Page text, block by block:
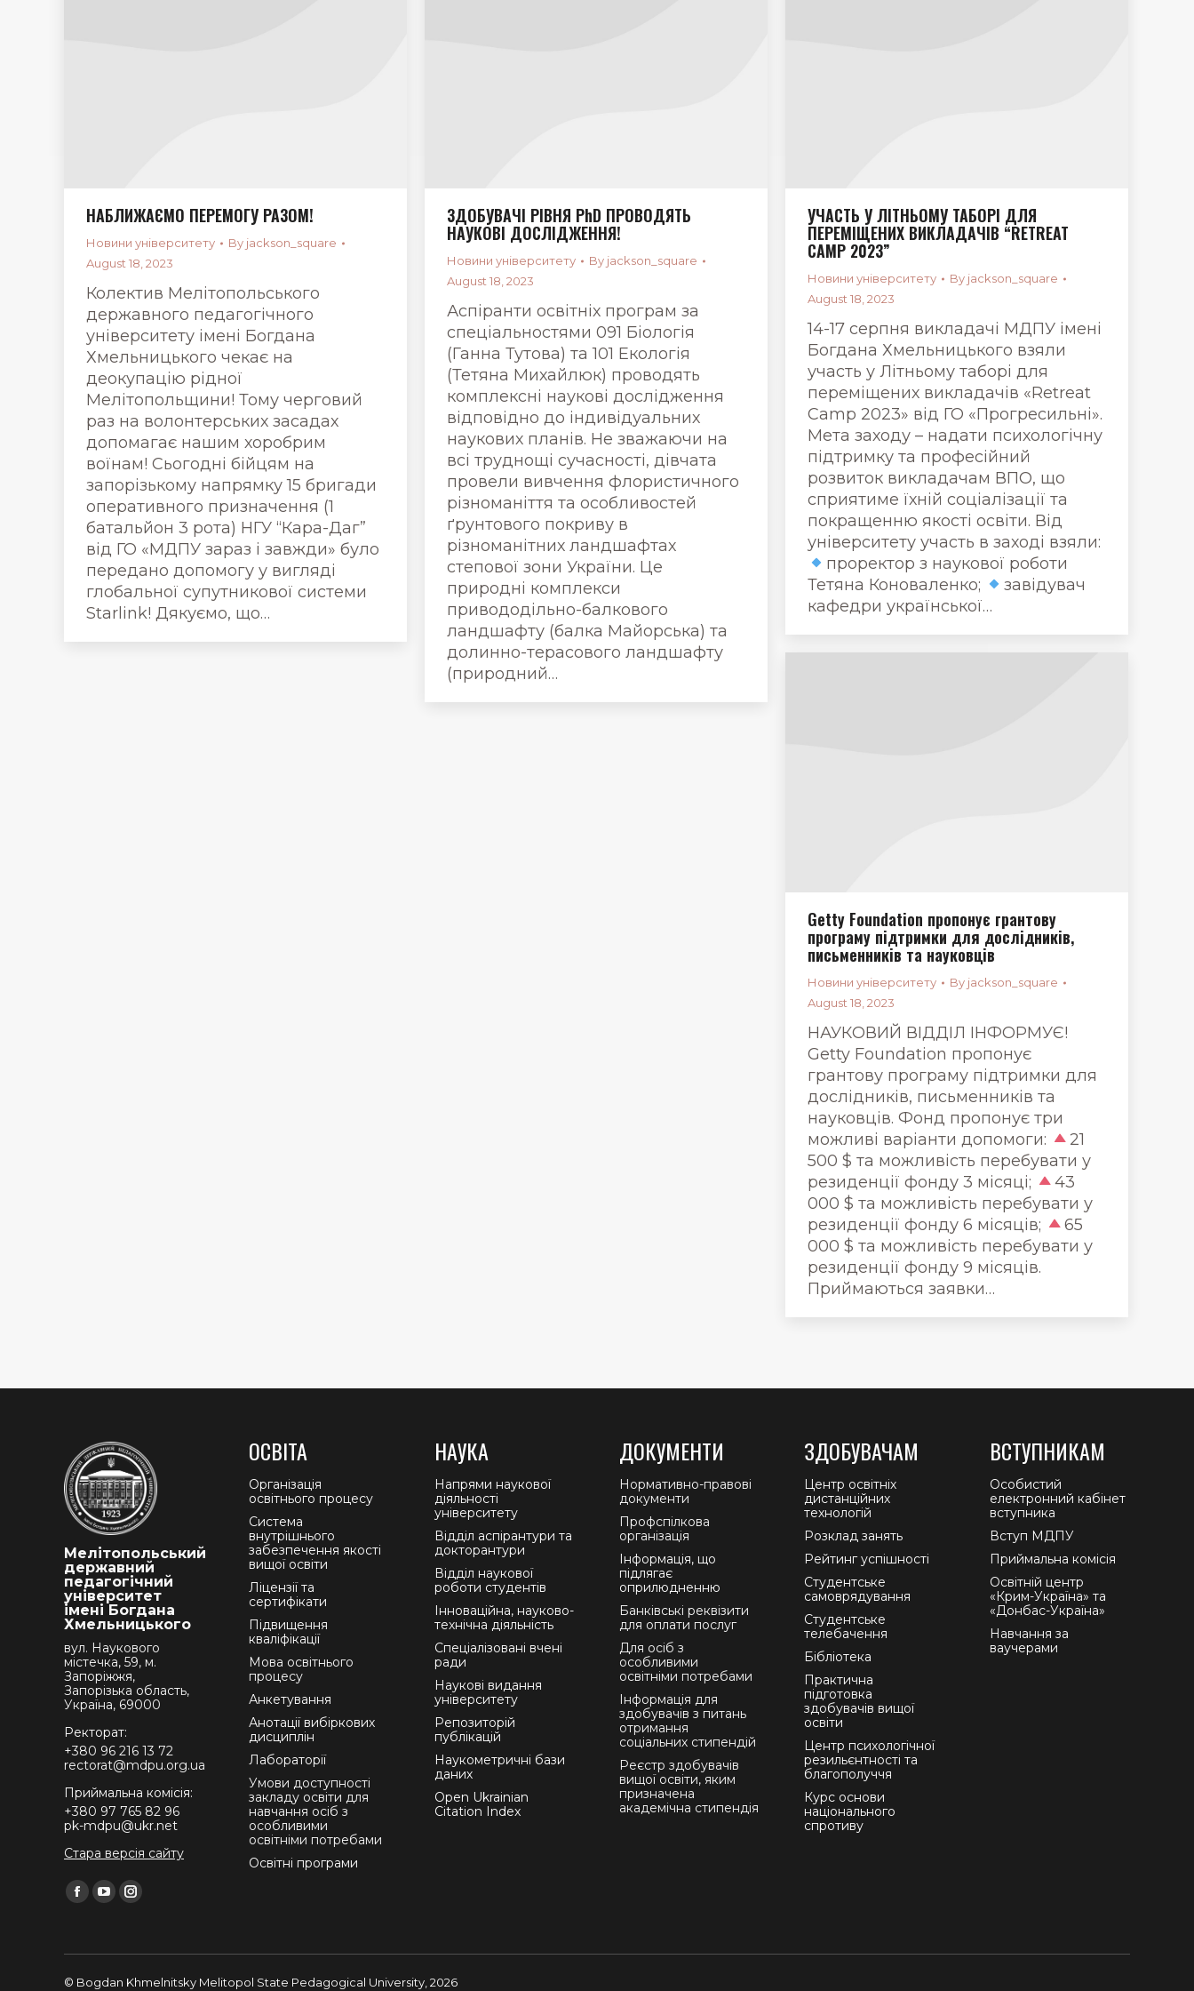
НАБЛИЖАЄМО ПЕРЕМОГУ РАЗОМ!
Новини університету By jackson_square
August 18, 2023
Колектив Мелітопольського
державного педагогічного
університету імені Богдана
Хмельницького чекає на
деокупацію рідної
Мелітопольщини! Тому черговий
раз на волонтерських засадах
допомагає нашим хоробрим
воїнам! Сьогодні бійцям на
запорізькому напрямку 15 бригади
оперативного призначення (1
батальйон 3 рота) НГУ “Кара-Даг”
від ГО «МДПУ зараз і завжди» було
передано допомогу у вигляді
глобальної супутникової системи
Starlink! Дякуємо, що…
ЗДОБУВАЧІ РІВНЯ PhD ПРОВОДЯТЬ
НАУКОВІ ДОСЛІДЖЕННЯ!
Новини університету By jackson_square
August 18, 2023
Аспіранти освітніх програм за
спеціальностями 091 Біологія
(Ганна Тутова) та 101 Екологія
(Тетяна Михайлюк) проводять
комплексні наукові дослідження
відповідно до індивідуальних
наукових планів. Не зважаючи на
всі труднощі сучасності, дівчата
провели вивчення флористичного
різноманіття та особливостей
ґрунтового покриву в
різноманітних ландшафтах
степової зони України. Це
природні комплекси
привододільно-балкового
ландшафту (балка Майорська) та
долинно-терасового ландшафту
(природний…
УЧАСТЬ У ЛІТНЬОМУ ТАБОРІ ДЛЯ
ПЕРЕМІЩЕНИХ ВИКЛАДАЧІВ “RETREAT
CAMP 2023”
Новини університету By jackson_square
August 18, 2023
14-17 серпня викладачі МДПУ імені
Богдана Хмельницького взяли
участь у Літньому таборі для
переміщених викладачів «Retreat
Camp 2023» від ГО «Прогресильні».
Мета заходу – надати психологічну
підтримку та професійний
розвиток викладачам ВПО, що
сприятиме їхній соціалізації та
покращенню якості освіти. Від
університету участь в заході взяли:
проректор з наукової роботи
Тетяна Коноваленко;
завідувач
кафедри української…
Getty Foundation пропонує грантову
програму підтримки для дослідників,
письменників та науковців
Новини університету By jackson_square
August 18, 2023
НАУКОВИЙ ВІДДІЛ ІНФОРМУЄ!
Getty Foundation пропонує
грантову програму підтримки для
дослідників, письменників та
науковців. Фонд пропонує три
можливі варіанти допомоги:
21
500 $ та можливість перебувати у
резиденції фонду 3 місяці;
43
000 $ та можливість перебувати у
резиденції фонду 6 місяців;
65
000 $ та можливість перебувати у
резиденції фонду 9 місяців.
Приймаються заявки…
Мелітопольський
державний
педагогічний
університет
імені Богдана
Хмельницького
вул. Наукового
містечка, 59, м.
Запоріжжя,
Запорізька область,
Україна, 69000
Ректорат:
+380 96 216 13 72
rectorat@mdpu.org.ua
Приймальна комісія:
+380 97 765 82 96
pk-mdpu@ukr.net
Стара версія сайту
Find us on:
Facebook
YouTubeInstagram
ОСВІТА
Організація
освітнього процесу
Система
внутрішнього
забезпечення якості
вищої освіти
Ліцензії та
сертифікати
Підвищення
кваліфікації
Мова освітнього
процесу
Анкетування
Анотації вибіркових
дисциплін
Лабораторії
Умови доступності
закладу освіти для
навчання осіб з
особливими
освітніми потребами
Освітні програми
НАУКА
Напрями наукової
діяльності
університету
Відділ аспірантури та
докторантури
Відділ наукової
роботи студентів
Інноваційна, науково-
технічна діяльність
Спеціалізовані вчені
ради
Наукові видання
університету
Репозиторій
публікацій
Наукометричні бази
даних
Open Ukrainian
Citation Index
ДОКУМЕНТИ
Нормативно-правові
документи
Профспілкова
організація
Інформація, що
підлягає
оприлюдненню
Банківські реквізити
для оплати послуг
Для осіб з
особливими
освітніми потребами
Інформація для
здобувачів з питань
отримання
соціальних стипендій
Реєстр здобувачів
вищої освіти, яким
призначена
академічна стипендія
ЗДОБУВАЧАМ
Центр освітніх
дистанційних
технологій
Розклад занять
Рейтинг успішності
Студентське
самоврядування
Студентське
телебачення
Бібліотека
Практична
підготовка
здобувачів вищої
освіти
Центр психологічної
резильєнтності та
благополуччя
Курс основи
національного
спротиву
ВСТУПНИКАМ
Особистий
електронний кабінет
вступника
Вступ МДПУ
Приймальна комісія
Освітній центр
«Крим-Україна» та
«Донбас-Україна»
Навчання за
ваучерами
© Bogdan Khmelnitsky Melitopol State Pedagogical University, 2026